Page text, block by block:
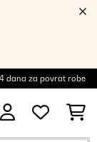
dana za povrat robe